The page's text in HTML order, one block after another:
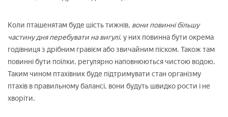
Коли пташенятам буде шість тижнів, вони повинні більшу
частину дня перебувати на вигулі. у них повинна бути окрема
годівниця з дрібним гравієм або звичайним піском. Також там
повинні бути поїлки, регулярно наповнюються чистою водою.
Таким чином птахівник буде підтримувати стан організму
птахів в правильному балансі, вони будуть швидко рости і не
хворіти.